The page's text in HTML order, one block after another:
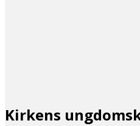
Kirkens